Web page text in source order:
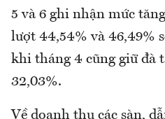
5 và 6 ghi nhận mức
lượt 44,54% và 46,49%
khi tháng 4 cũng giữ đà
32,03%.
Về doanh thu các sàn,